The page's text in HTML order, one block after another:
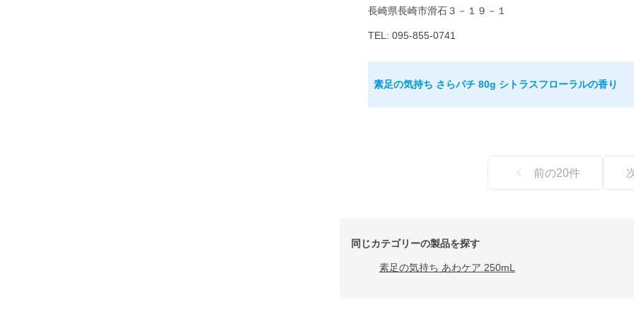
長崎県長崎市滑石３－１９－１
TEL: 095-855-0741
素足の気持ち さらパチ 80g シトラスフローラルの香り
前の20件
同じカテゴリーの製品を探す
素足の気持ち あわケア 250mL